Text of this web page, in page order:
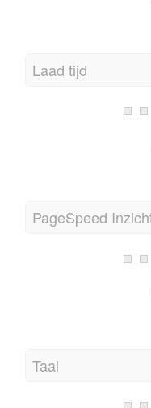
Laad tijd
PageSpeed
Taal